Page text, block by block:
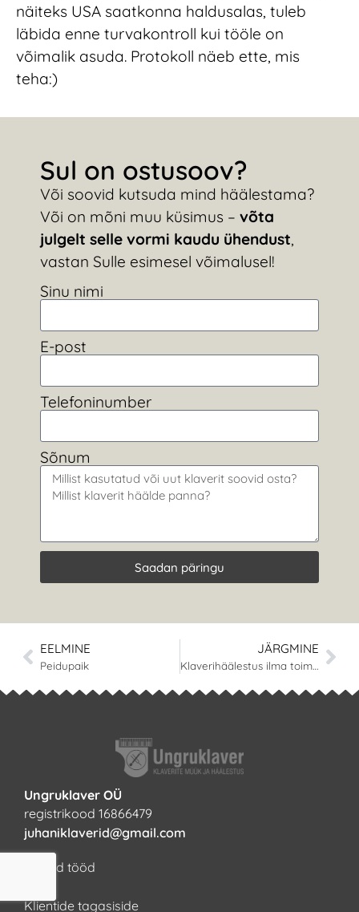
näiteks USA saatkonna haldusalas, tuleb
läbida enne turvakontroll kui tööle on
võimalik asuda. Protokoll näeb ette, mis
teha:)
Sul on ostusoov?
Või soovid kutsuda mind häälestama?
Või on mõni muu küsimus – võta
julgelt selle vormi kaudu ühendust,
vastan Sulle esimesel võimalusel!
Sinu nimi
E-post
Telefoninumber
Sõnum
Saadan päringu
EELMINE
Peidupaik
JÄRGMINE
Klaverihäälestus ilma toimiva mehhanismita on hooldust vajav klaver
Ungruklaver OÜ
registrikood 16866479
juhaniklaverid@gmail.com
Tehtud tööd
Klientide tagasiside